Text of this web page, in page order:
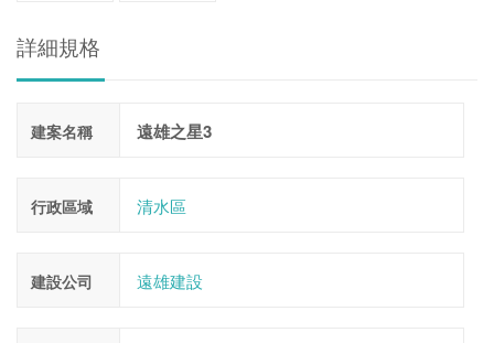
詳細規格
建案名稱 遠雄之星3
行政區域 清水區
建設公司 遠雄建設